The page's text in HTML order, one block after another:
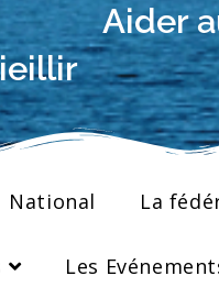
au
National La
Les